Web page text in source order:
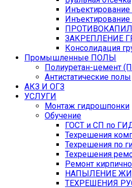
ЗАКРЕПЛЕНИЕ
Консолидация
Промышленные ПОЛЫ
Полиуретан-цемент
Антистатические полы
АКЗ И ОГЗ
УСЛУГИ
Монтаж гидрошпонки
Обучение
ГОСТ и СП по
Техрешения
Техрешения по
Техрешения
Ремонт
НАПЫЛЕНИЕ
ТЕХРЕШЕНИЯ